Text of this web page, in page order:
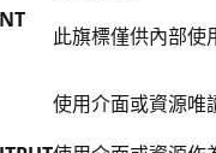
此旗標僅供內部使
使用介面或資源唯